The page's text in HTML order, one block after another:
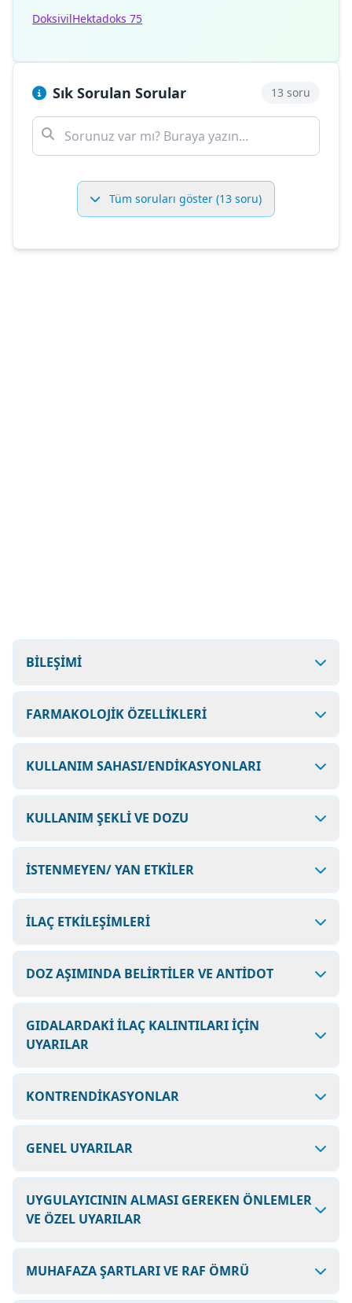
DoksivilHektadoks 75
Sık Sorulan Sorular 13 soru
Tüm soruları göster (13 soru)
BİLEŞİMİ
FARMAKOLOJİK ÖZELLİKLERİ
KULLANIM SAHASI/ENDİKASYONLARI
KULLANIM ŞEKLİ VE DOZU
İSTENMEYEN/ YAN ETKİLER
İLAÇ ETKİLEŞİMLERİ
DOZ AŞIMINDA BELİRTİLER VE ANTİDOT
GIDALARDAKİ İLAÇ KALINTILARI İÇİN
UYARILAR
KONTRENDİKASYONLAR
GENEL UYARILAR
UYGULAYICININ ALMASI GEREKEN ÖNLEMLER
VE ÖZEL UYARILAR
MUHAFAZA ŞARTLARI VE RAF ÖMRÜ